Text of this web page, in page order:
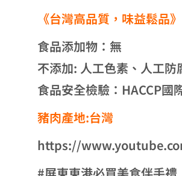
《台灣高品質，味益鬆品》
食品添加物：無
不添加: 人工色素、人工防
食品安全檢驗：HACCP國
豬肉產地:台灣
https://